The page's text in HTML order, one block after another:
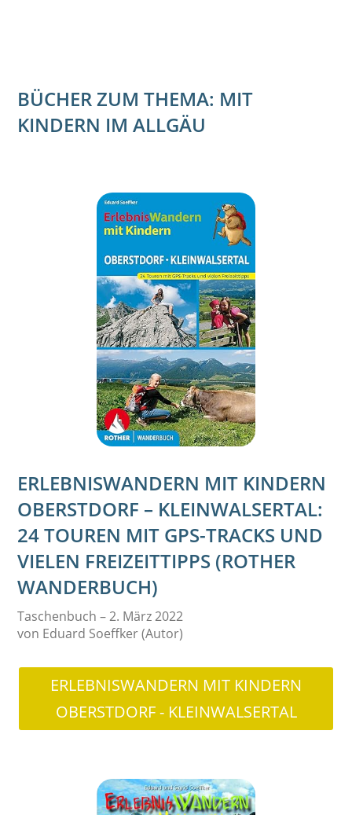
BÜCHER ZUM THEMA: MIT
KINDERN IM ALLGÄU
ERLEBNISWANDERN MIT KINDERN
OBERSTDORF – KLEINWALSERTAL:
24 TOUREN MIT GPS-TRACKS UND
VIELEN FREIZEITTIPPS (ROTHER
WANDERBUCH)
Taschenbuch – 2. März 2022
von Eduard Soeffker (Autor)
ERLEBNISWANDERN MIT KINDERN
OBERSTDORF - KLEINWALSERTAL